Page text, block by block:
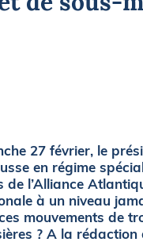
27 février, le
en régime
de l’Alliance
à un niveau
mouvements de
? A la